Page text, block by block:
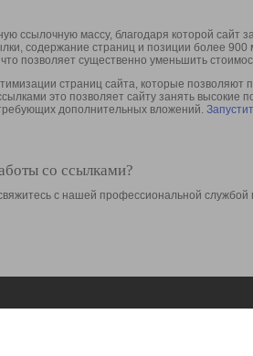
ссылочную массу, благодаря которой
содержание страниц и позиции более
позволяет существенно уменьшить
страниц сайта, которые позволяют
это позволяет сайту занять
дополнительных вложений.
со ссылками?
с нашей профессиональной